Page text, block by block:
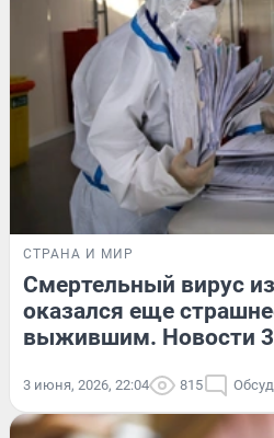
СТРАНА И МИР
Смертельный вирус
оказался еще
выжившим. Новости
3 июня, 2026, 22:04 815